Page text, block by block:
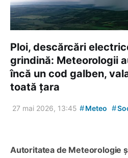
Ploi, descărcări
grindină: Meteorologii
încă un cod galben,
toată țara
27 mai 2026, 13:45 #Meteo #
Autoritatea de Meteorologie